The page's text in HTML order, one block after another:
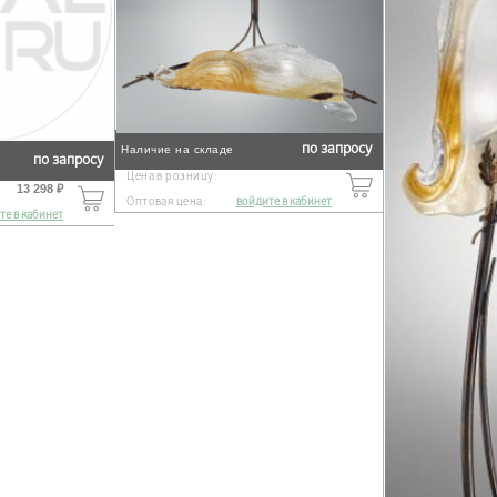
по запросу
13 298 ₽
в кабинет
Наличие на складе по запросу
Цена в розницу:
Оптовая цена: войдите в кабинет